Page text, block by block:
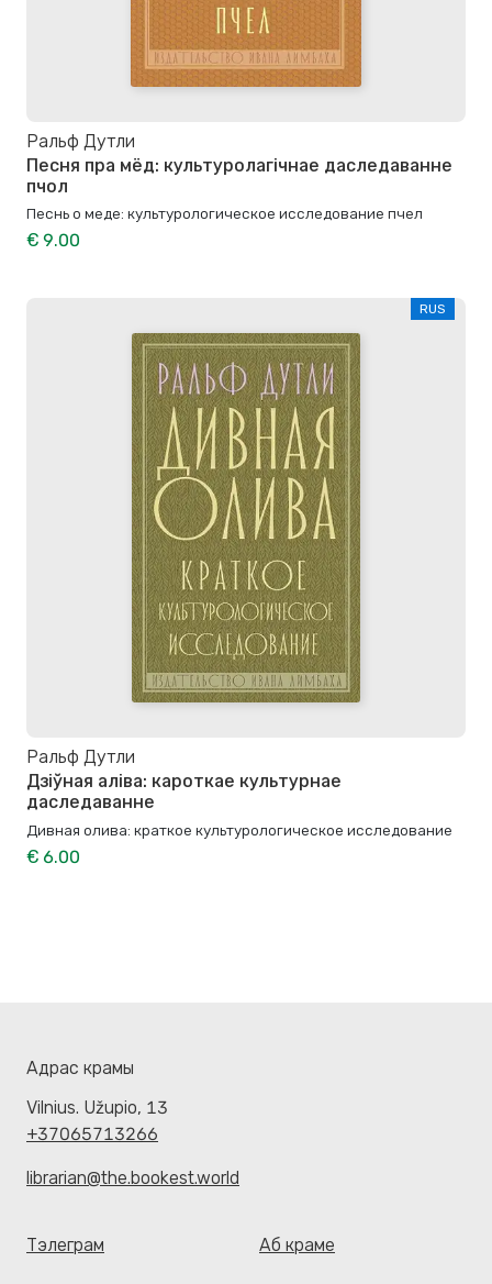
Ральф Дутли
Песня пра мёд: культуролагічнае даследаванне
пчол
Песнь о меде: культурологическое исследование пчел
€ 9.00
RUS
Ральф Дутли
Дзіўная аліва: кароткае культурнае
даследаванне
Дивная олива: краткое культурологическое исследование
€ 6.00
Адрас крамы
Vilnius. Užupio, 13
+37065713266
librarian@the.bookest.world
Тэлеграм Аб краме